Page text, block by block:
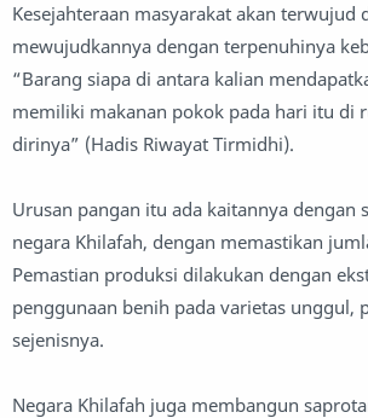
Kesejahteraan masyarakat akan
mewujudkannya dengan terpenuhinya
“Barang siapa di antara kalian
memiliki makanan pokok pada hari itu di
dirinya” (Hadis Riwayat Tirmidhi).
Urusan pangan itu ada kaitannya
negara Khilafah, dengan memastikan
Pemastian produksi dilakukan dengan
penggunaan benih pada varietas unggul,
sejenisnya.
Negara Khilafah juga membangun